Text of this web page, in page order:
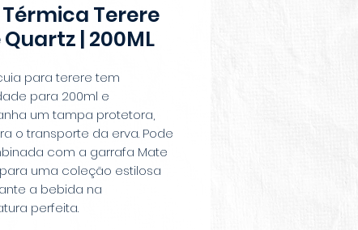
Terere
Quartz | 200ML
para terere tem
para 200ml e
um tampa protetora,
o transporte da erva. Pode
com a garrafa Mate
uma coleção estilosa
a bebida na
perfeita.